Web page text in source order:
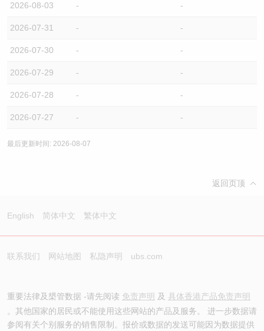
2026-08-03 - -
2026-07-31 - -
2026-07-30 - -
2026-07-29 - -
2026-07-28 - -
2026-07-27 - -
最后更新时间: 2026-08-07
返回页顶
English 简体中文 繁体中文
联系我们 网站地图 私隐声明 ubs.com
重要法律及槼管数据 -请先阅读 免责声明 及 具体香港产品免责声明
。其他国家的居民或不能使用这些网站的产品及服务。 进一步数据请
参阅有关个别服务的销售限制。报价或数据的发送可能因为数据提供